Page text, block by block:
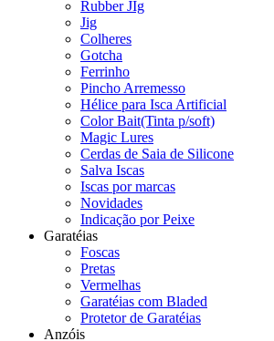
Rubber JIg
Jig
Colheres
Gotcha
Ferrinho
Pincho Arremesso
Hélice para Isca Artificial
Color Bait(Tinta p/soft)
Magic Lures
Cerdas de Saia de Silicone
Salva Iscas
Iscas por marcas
Novidades
Indicação por Peixe
Garatéias
Foscas
Pretas
Vermelhas
Garatéias com Bladed
Protetor de Garatéias
Anzóis